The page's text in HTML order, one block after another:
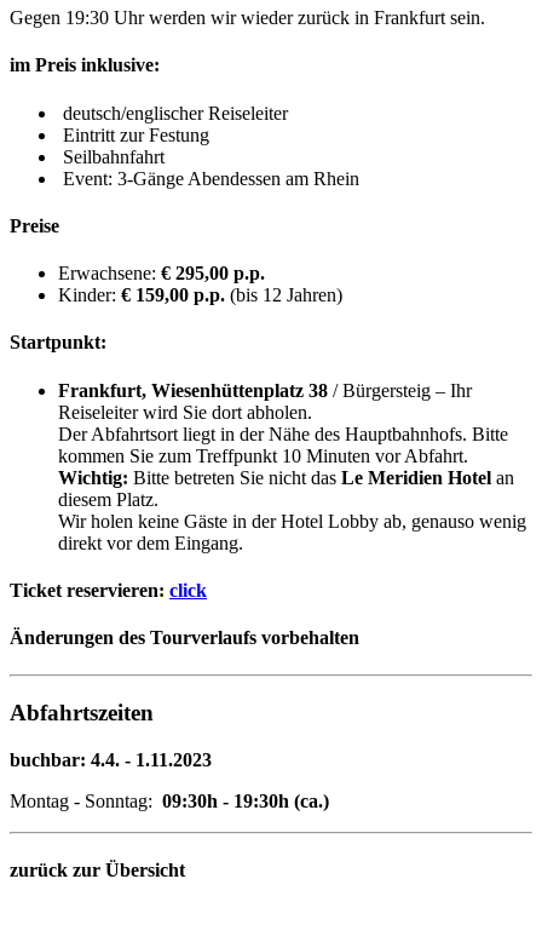
Gegen 19:30 Uhr werden wir wieder zurück in Frankfurt sein.
im Preis inklusive:
deutsch/englischer Reiseleiter
Eintritt zur Festung
Seilbahnfahrt
Event: 3-Gänge Abendessen am Rhein
Preise
Erwachsene: € 295,00 p.p.
Kinder: € 159,00 p.p. (bis 12 Jahren)
Startpunkt:
Frankfurt, Wiesenhüttenplatz 38 / Bürgersteig – Ihr
Reiseleiter wird Sie dort abholen.
Der Abfahrtsort liegt in der Nähe des Hauptbahnhofs. Bitte
kommen Sie zum Treffpunkt 10 Minuten vor Abfahrt.
Wichtig: Bitte betreten Sie nicht das Le Meridien Hotel an
diesem Platz.
Wir holen keine Gäste in der Hotel Lobby ab, genauso wenig
direkt vor dem Eingang.
Ticket reservieren: click
Änderungen des Tourverlaufs vorbehalten
Abfahrtszeiten
buchbar: 4.4. - 1.11.2023
Montag - Sonntag: 09:30h - 19:30h (ca.)
zurück zur Übersicht